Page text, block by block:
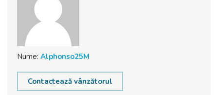
Nume: Alphonso25M
Contactează vânzătorul